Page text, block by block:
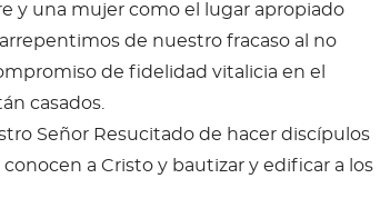
y una mujer como el lugar apropiado
de nuestro fracaso al no
de fidelidad vitalicia en el
casados.
Señor Resucitado de hacer discípulos
a Cristo y bautizar y edificar a los